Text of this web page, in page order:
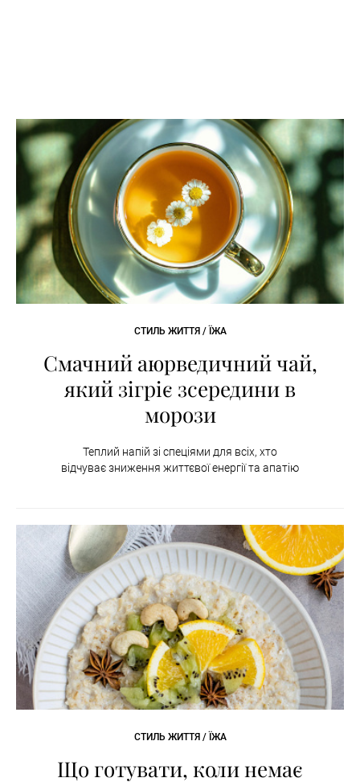
СТИЛЬ ЖИТТЯ / ЇЖА
Смачний аюрведичний чай,
який зігріє зсередини в
морози
Теплий напій зі спеціями для всіх, хто
відчуває зниження життєвої енергії та апатію
СТИЛЬ ЖИТТЯ / ЇЖА
Що готувати, коли немає